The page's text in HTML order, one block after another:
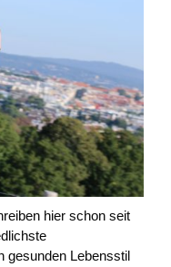
hier schon seit
gesunden Lebensstil